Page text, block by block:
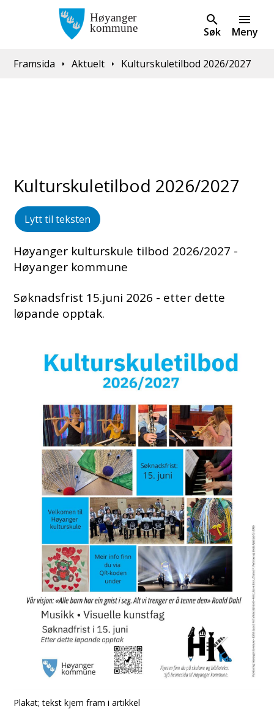
Søk Meny
Du er her:
Framsida Aktuelt Kulturskuletilbod 2026/2027
Kulturskuletilbod 2026/2027
Lytt til teksten
Høyanger kulturskule tilbod 2026/2027 -
Høyanger kommune
Søknadsfrist 15.juni 2026 - etter dette
løpande opptak.
Plakat; tekst kjem fram i artikkel